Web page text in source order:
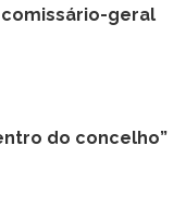
geral
do concelho”